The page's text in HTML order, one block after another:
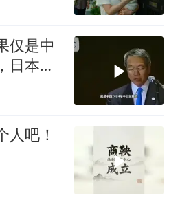
仅是中
日本可
人吧！